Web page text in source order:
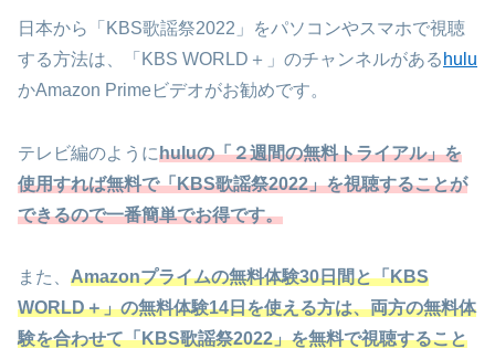
日本から「KBS歌謡祭2022」をパソコンやスマホで視聴
する方法は、「KBS WORLD＋」のチャンネルがある hulu
かAmazon Primeビデオがお勧めです。
テレビ編のようにhuluの「２週間の無料トライアル」を
使用すれば無料で「KBS歌謡祭2022」を視聴することが
できるので一番簡単でお得です。
また、 Amazonプライムの無料体験30日間と「KBS
WORLD＋」の無料体験14日を使える方は、両方の無料体
験を合わせて「KBS歌謡祭2022」を無料で視聴すること